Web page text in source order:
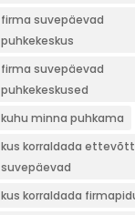
firma suvepäevad
puhkekeskus
firma suvepäevad
puhkekeskused
kuhu minna puhkama
kus korraldada
suvepäevad
kus korraldada